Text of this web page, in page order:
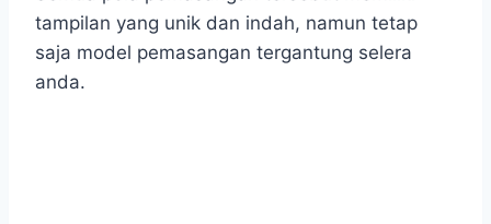
tampilan yang unik dan indah, namun tetap
saja model pemasangan tergantung selera
anda.